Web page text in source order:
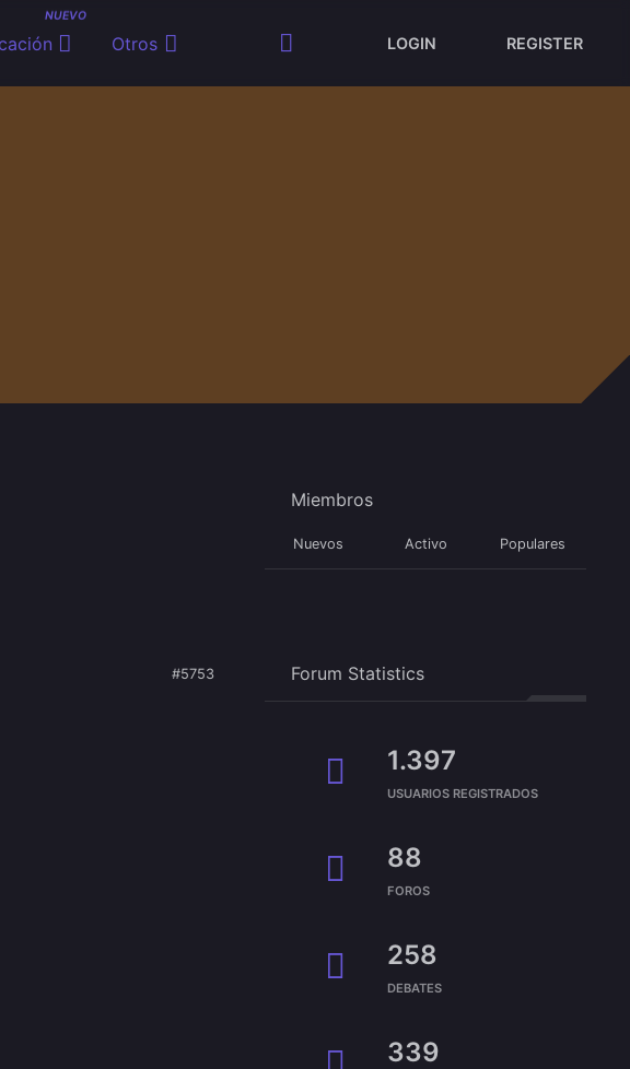
NUEVO
Otros LOGIN REGISTER
#5753
Miembros
Nuevos Activo Populares
Forum Statistics
1.397
USUARIOS REGISTRADOS
88
FOROS
258
DEBATES
339